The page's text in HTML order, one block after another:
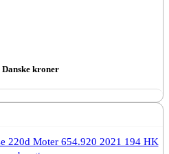
Danske kroner
220d Moter 654.920 2021 194 HK